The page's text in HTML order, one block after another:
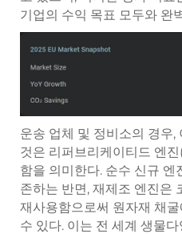
기업의 수익 목표 모두와 완
운송 업체 및 정비소의 경우
것은 리퍼브리케이티드 엔
함을 의미한다. 순수 신규 엔
존하는 반면, 재제조 엔진은
재사용함으로써 원자재 채
수 있다. 이는 전 세계 생물